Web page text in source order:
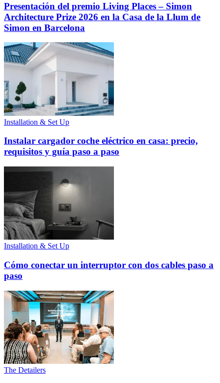
Presentación del premio Living Places – Simon
Architecture Prize 2026 en la Casa de la Llum de
Simon en Barcelona
Installation & Set Up
Instalar cargador coche eléctrico en casa: precio,
requisitos y guía paso a paso
Installation & Set Up
Cómo conectar un interruptor con dos cables paso a
paso
The Detailers